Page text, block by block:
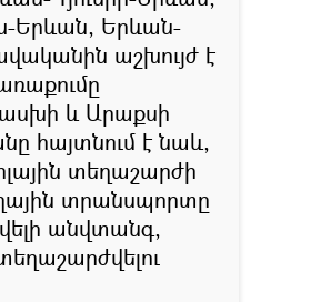
Երևան, Երևան-
աշխույժ է
և Արաքսի
հայտնում է նաև,
տեղաշարժի
տրանսպորտը
անվտանգ,